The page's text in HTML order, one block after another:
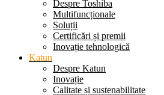
Despre Toshiba
Multifuncționale
Soluții
Certificări și premii
Inovație tehnologică
Katun
Despre Katun
Inovație
Calitate și sustenabilitate